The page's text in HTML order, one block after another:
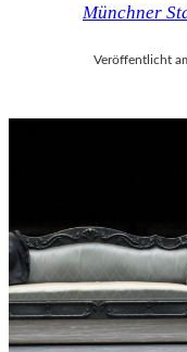
Münchner
Veröffentlicht